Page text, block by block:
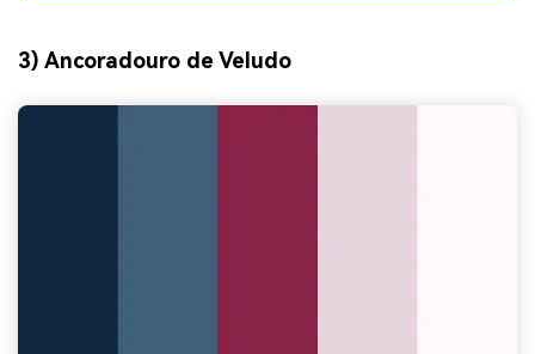
3) Ancoradouro de Veludo